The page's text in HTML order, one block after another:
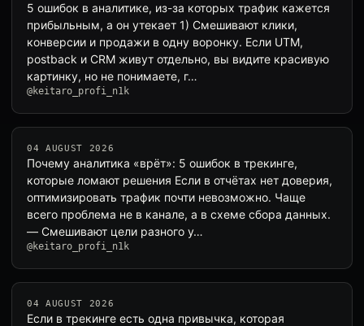
5 ошибок в аналитике, из-за которых трафик кажется
прибыльным, а он утекает 1) Смешивают клики,
конверсии и продажи в одну воронку. Если UTM,
postback и CRM живут отдельно, вы видите красивую
картинку, но не понимаете, г…
@keitaro_profi_n1k
04 AUGUST 2026
Почему аналитика «врёт»: 5 ошибок в трекинге,
которые ломают решения Если в отчётах нет доверия,
оптимизировать трафик почти невозможно. Чаще
всего проблема не в канале, а в схеме сбора данных.
— Смешивают цели разного у…
@keitaro_profi_n1k
04 AUGUST 2026
Если в трекинге есть одна привычка, которая